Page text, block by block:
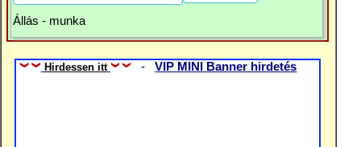
Állás - munka
Hirdessen itt -VIP MINI Banner hirdetés